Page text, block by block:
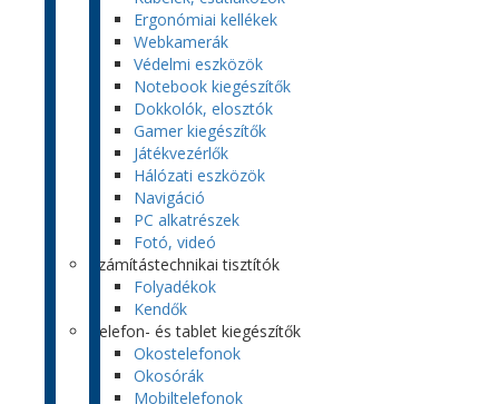
Ergonómiai kellékek
Webkamerák
Védelmi eszközök
Notebook kiegészítők
Dokkolók, elosztók
Gamer kiegészítők
Játékvezérlők
Hálózati eszközök
Navigáció
PC alkatrészek
Fotó, videó
Számítástechnikai tisztítók
Folyadékok
Kendők
Telefon- és tablet kiegészítők
Okostelefonok
Okosórák
Mobiltelefonok